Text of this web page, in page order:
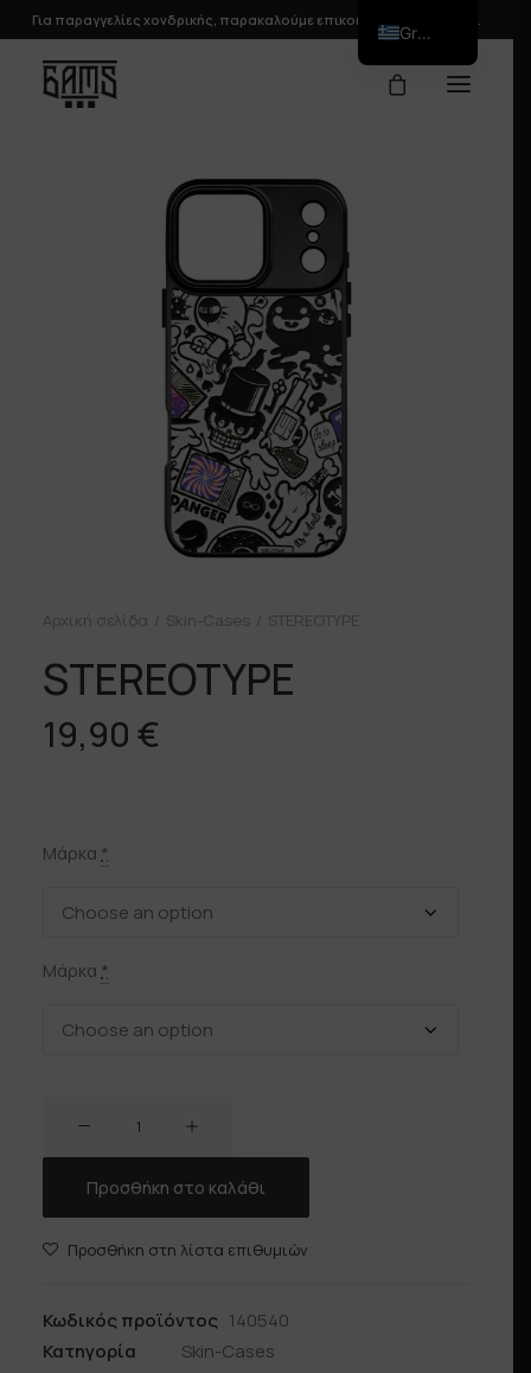
Για παραγγελίες χονδρικής, παρακαλούμε επικοινωνήστε μαζί μας.
Αρχική σελίδα Skin-Cases STEREOTYPE
STEREOTYPE
19,90 €
Μάρκα *
Μάρκα *
Προσθήκη στο καλάθι
Προσθήκη στη λίστα επιθυμιών
Κωδικός προϊόντος 140540
Κατηγορία
Skin-Cases
Greek